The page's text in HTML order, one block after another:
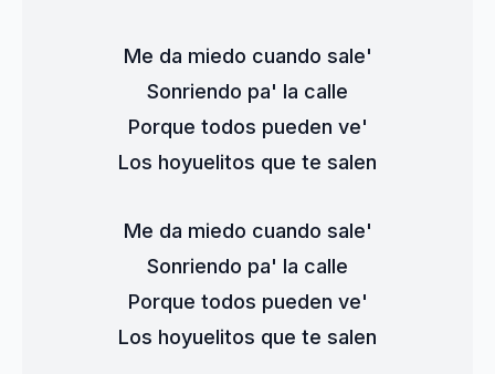
Me da miedo cuando sale'
Sonriendo pa' la calle
Porque todos pueden ve'
Los hoyuelitos que te salen
Me da miedo cuando sale'
Sonriendo pa' la calle
Porque todos pueden ve'
Los hoyuelitos que te salen